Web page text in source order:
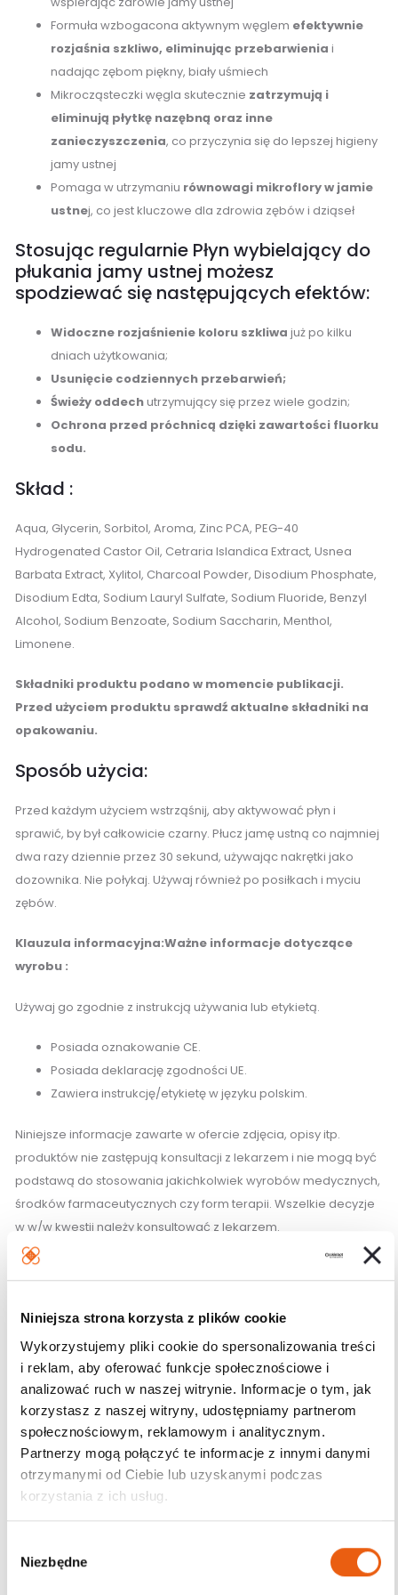
Niniejsza strona korzysta z plików cookie
Wykorzystujemy pliki cookie do spersonalizowania treści
i reklam, aby oferować funkcje społecznościowe i
analizować ruch w naszej witrynie. Informacje o tym, jak
korzystasz z naszej witryny, udostępniamy partnerom
społecznościowym, reklamowym i analitycznym.
Partnerzy mogą połączyć te informacje z innymi danymi
otrzymanymi od Ciebie lub uzyskanymi podczas
korzystania z ich usług.
Niezbędne
Formuła wzbogacona aktywnym węglem efektywnie
rozjaśnia szkliwo, eliminując przebarwienia i
nadając zębom piękny, biały uśmiech
Mikrocząsteczki węgla skutecznie zatrzymują i
eliminują płytkę nazębną oraz inne
zanieczyszczenia, co przyczynia się do lepszej higieny
jamy ustnej
Pomaga w utrzymaniu równowagi mikroflory w jamie
ustnej, co jest kluczowe dla zdrowia zębów i dziąseł
Stosując regularnie Płyn wybielający do
płukania jamy ustnej możesz
spodziewać się następujących efektów:
Widoczne rozjaśnienie koloru szkliwa już po kilku
dniach użytkowania;
Usunięcie codziennych przebarwień;
Świeży oddechutrzymujący się przez wiele godzin;
Ochrona przed próchnicą dzięki zawartości fluorku
sodu.
Skład :
Aqua, Glycerin, Sorbitol, Aroma, Zinc PCA, PEG-40
Hydrogenated Castor Oil, Cetraria Islandica Extract, Usnea
Barbata Extract, Xylitol, Charcoal Powder, Disodium Phosphate,
Disodium Edta, Sodium Lauryl Sulfate, Sodium Fluoride, Benzyl
Alcohol, Sodium Benzoate, Sodium Saccharin, Menthol,
Limonene.
Składniki produktu podano w momencie publikacji.
Przed użyciem produktu sprawdź aktualne składniki na
opakowaniu.
Sposób użycia:
Przed każdym użyciem wstrząśnij, aby aktywować płyn i
sprawić, by był całkowicie czarny. Płucz jamę ustną co najmniej
dwa razy dziennie przez 30 sekund, używając nakrętki jako
dozownika. Nie połykaj. Używaj również po posiłkach i myciu
zębów.
Klauzula informacyjna:Ważne informacje dotyczące
wyrobu :
Używaj go zgodnie z instrukcją używania lub etykietą.
Posiada oznakowanie CE.
Posiada deklarację zgodności UE.
Zawiera instrukcję/etykietę w języku polskim.
Niniejsze informacje zawarte w ofercie zdjęcia, opisy itp.
produktów nie zastępują konsultacji z lekarzem i nie mogą być
podstawą do stosowania jakichkolwiek wyrobów medycznych,
środków farmaceutycznych czy form terapii. Wszelkie decyzje
w w/w kwestii należy konsultować z lekarzem.
Działania niepożądane:
skonsultować się lekarzem.
Przechowywanie:
Przechowywać w miejscu niedostępnym i niewidocznym
dla dzieci.
Przechowywać w temperaturze pokojowej. Chronić od
światła.
Przeciwwskazania
Nie stosować w przypadku nadwrażliwości na